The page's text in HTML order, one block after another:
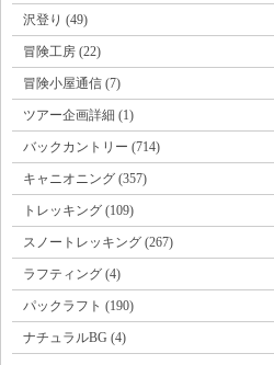
沢登り (49)
冒険工房 (22)
冒険小屋通信 (7)
ツアー企画詳細 (1)
バックカントリー (714)
キャニオニング (357)
トレッキング (109)
スノートレッキング (267)
ラフティング (4)
パックラフト (190)
ナチュラルBG (4)